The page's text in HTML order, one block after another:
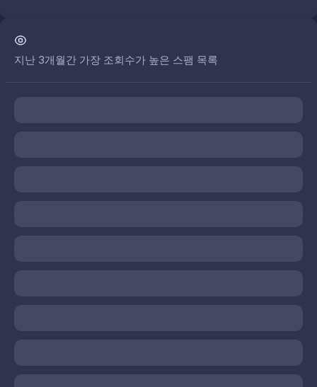
지난 3개월간 가장 조회수가 높은 스팸 목록